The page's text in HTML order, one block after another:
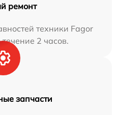
ремонт
техники Fagor
2 часов.
запчасти